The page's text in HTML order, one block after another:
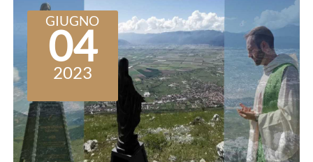
GIUGNO
04
2023